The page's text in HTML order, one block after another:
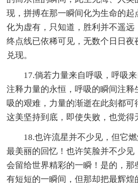
现，拼搏在那一瞬间化为生命的起
化为虚有，只知道，胜利并不遥远
终点线已依稀可见，无数个日日夜
兑现。
17.倘若力量来自呼吸，呼吸
注释力量的永恒，呼吸的瞬间注释
吸的艰难，力量的渐逝在此刻都可
这美坚持到底，即使失败，也觉得
18.也许流星并不少见，但它
最美丽的回忆！也许笑脸并不少见
会留给世界精彩的一瞬！是的，那
有短短的一瞬间，但那却把最辉煌